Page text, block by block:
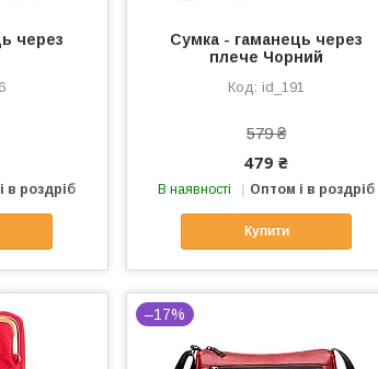
через
в роздріб
Сумка - гаманець через
плече Чорний
id_191
579 ₴
479 ₴
В наявності Оптом і в роздріб
Купити
–17%